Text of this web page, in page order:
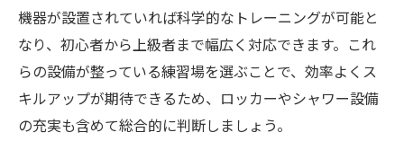
初心者が安心して通える練習場選びのコツ
ゴルフ練習場初心者に優しいサービス解説
不安を解消するゴルフ練習場の選び方
初心者歓迎のゴルフ練習場の特徴を紹介
機器が設置されていれば科学的なトレーニングが可能と
なり、初心者から上級者まで幅広く対応できます。これ
らの設備が整っている練習場を選ぶことで、効率よくス
キルアップが期待できるため、ロッカーやシャワー設備
の充実も含めて総合的に判断しましょう。